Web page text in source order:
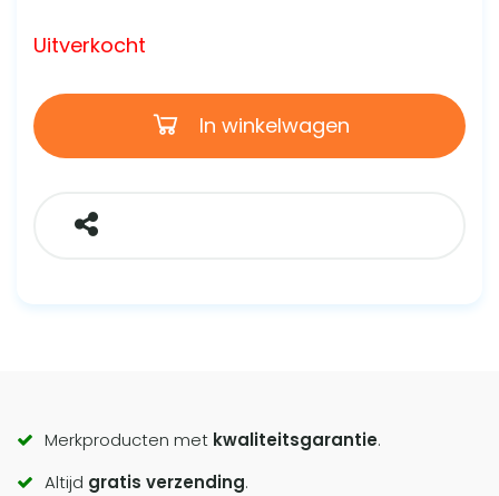
Uitverkocht
In winkelwagen
CallMerkproducten met kwaliteitsgarantie.
Altijd gratis verzending.